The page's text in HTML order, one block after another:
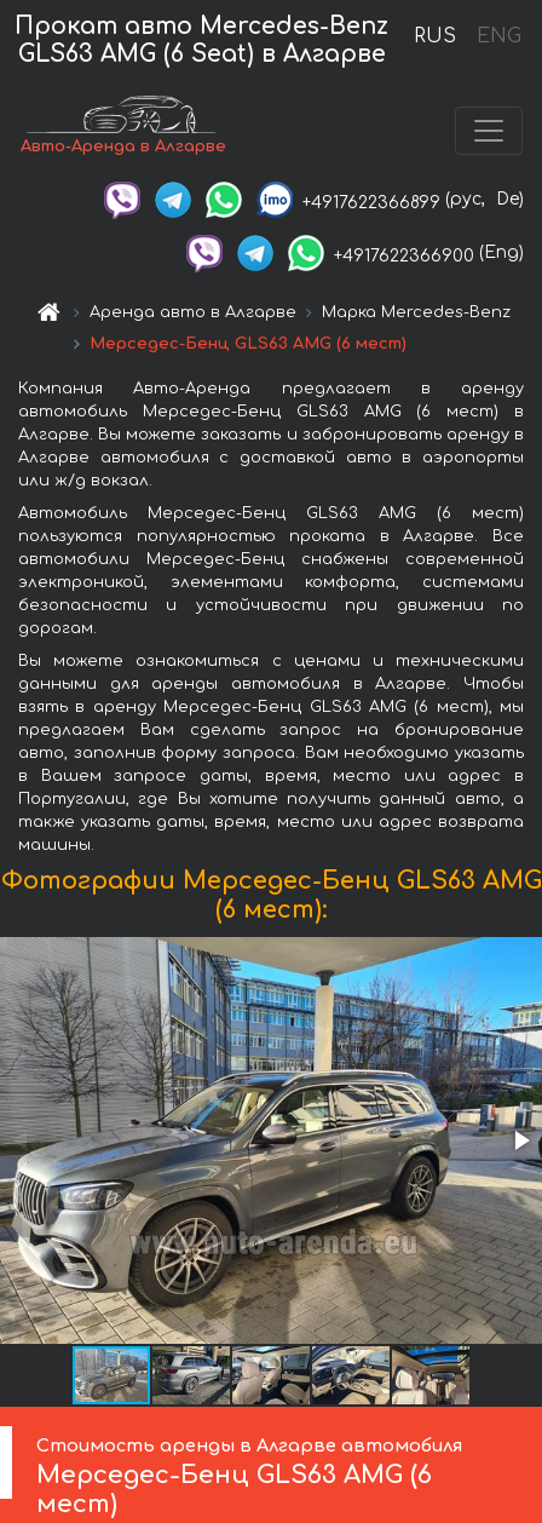
RUS ENG
Прокат авто Mercedes-Benz
GLS63 AMG (6 Seat) в Алгарве
Авто-Аренда в Алгарве
+4917622366899 (рус, De)
+4917622366900 (Eng)
Аренда авто в Алгарве
Марка Mercedes-Benz
Мерседес-Бенц GLS63 AMG (6 мест)
Компания Авто-Аренда предлагает в аренду
автомобиль Мерседес-Бенц GLS63 AMG (6 мест) в
Алгарве. Вы можете заказать и забронировать аренду в
Алгарве автомобиля с доставкой авто в аэропорты
или ж/д вокзал.
Автомобиль Мерседес-Бенц GLS63 AMG (6 мест)
пользуются популярностью проката в Алгарве. Все
автомобили Мерседес-Бенц снабжены современной
электроникой, элементами комфорта, системами
безопасности и устойчивости при движении по
дорогам.
Вы можете ознакомиться с ценами и техническими
данными для аренды автомобиля в Алгарве. Чтобы
взять в аренду Мерседес-Бенц GLS63 AMG (6 мест), мы
предлагаем Вам сделать запрос на бронирование
авто, заполнив форму запроса. Вам необходимо указать
в Вашем запросе даты, время, место или адрес в
Португалии, где Вы хотите получить данный авто, а
также указать даты, время, место или адрес возврата
машины.
Фотографии Мерседес-Бенц GLS63 AMG
(6 мест):
Стоимость аренды в Алгарве автомобиля
Мерседес-Бенц GLS63 AMG (6
мест)